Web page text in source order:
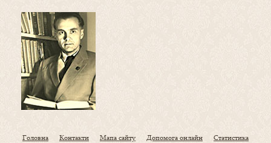
Головна Контакти Мапа сайту Допомога онлайн Статистика